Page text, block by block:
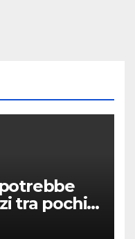
tra pochi